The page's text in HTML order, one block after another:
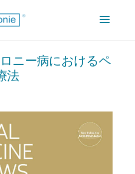
ニー病におけるペ
法